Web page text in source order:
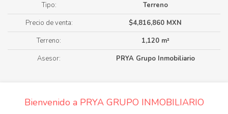
Tipo:
Terreno
Precio de venta:
$4,816,860 MXN
Terreno:
1,120 m²
Asesor:
PRYA Grupo Inmobiliario
Bienvenido a PRYA GRUPO INMOBILIARIO